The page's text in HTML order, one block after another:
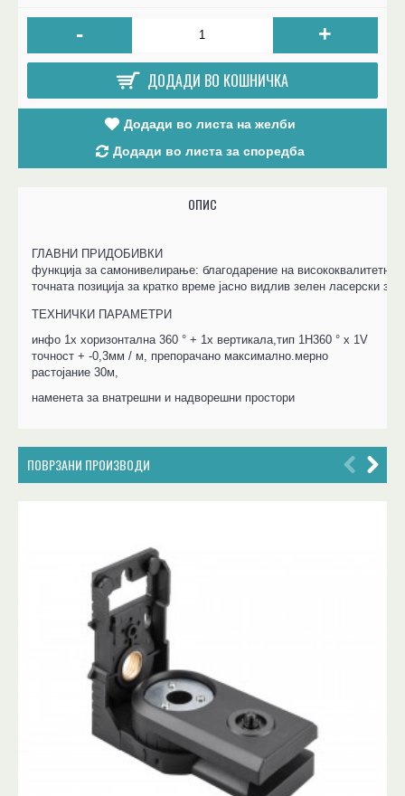
- +
ДОДАДИ ВО КОШНИЧКА
Додади во листа на желби
Додади во листа за споредба
ОПИС
ГЛАВНИ ПРИДОБИВКИ
функција за самонивелирање: благодарение на
точната позиција за кратко време јасно видлив зелен ласерски
ТЕХНИЧКИ ПАРАМЕТРИ
инфо 1x хоризонтална 360 ° + 1x вертикала, тип
точност + -0,3мм / м, препорачано максимално.мерно
растојание 30м,
наменета за внатрешни и надворешни простори
ПОВРЗАНИ ПРОИЗВОДИ